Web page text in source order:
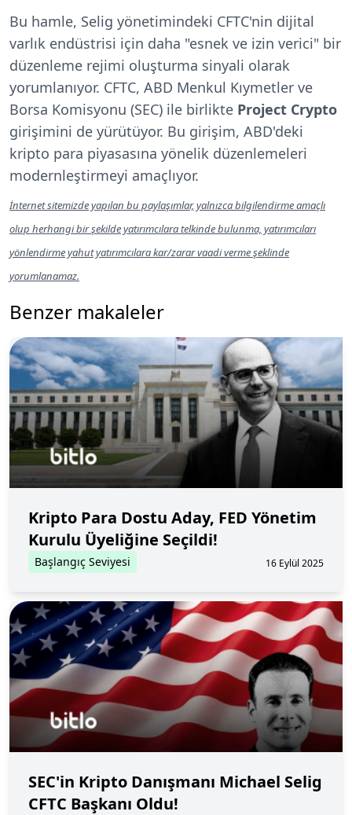
Bu hamle, Selig yönetimindeki CFTC'nin dijital
varlık endüstrisi için daha "esnek ve izin verici" bir
düzenleme rejimi oluşturma sinyali olarak
yorumlanıyor. CFTC, ABD Menkul Kıymetler ve
Borsa Komisyonu (SEC) ile birlikte Project Crypto
girişimini de yürütüyor. Bu girişim, ABD'deki
kripto para piyasasına yönelik düzenlemeleri
modernleştirmeyi amaçlıyor.
İnternet sitemizde yapılan bu paylaşımlar, yalnızca bilgilendirme amaçlı
olup herhangi bir şekilde yatırımcılara telkinde bulunma, yatırımcıları
yönlendirme yahut yatırımcılara kar/zarar vaadi verme şeklinde
yorumlanamaz.
Benzer makaleler
Kripto Para Dostu Aday, FED Yönetim
Kurulu Üyeliğine Seçildi!
Başlangıç Seviyesi 16 Eylül 2025
SEC'in Kripto Danışmanı Michael Selig
CFTC Başkanı Oldu!